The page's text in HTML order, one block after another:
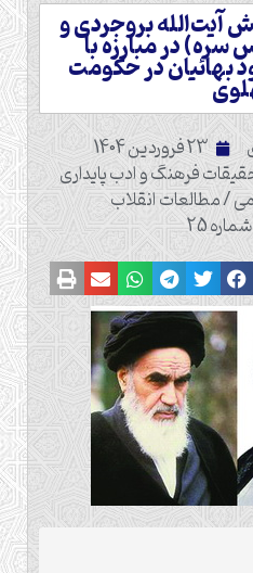
آیت‌الله بروجردی و
در مبارزه با
بهائیان در حکومت
23 فروردین 1404
فرهنگ و ادب پایداری
/ مطالعات انقلاب